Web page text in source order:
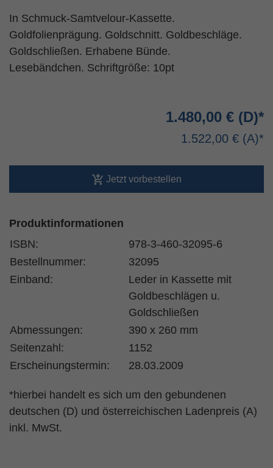
In Schmuck-Samtvelour-Kassette.
Goldfolienprägung. Goldschnitt. Goldbeschläge.
Goldschließen. Erhabene Bünde.
Lesebändchen. Schriftgröße: 10pt
1.480,00 €
1.522,00 €
Jetzt vorbestellen
Produktinformationen
ISBN:
978-3-460-32095-6
Bestellnummer:
32095
Einband:
Leder in Kassette mit
Goldbeschlägen u.
Goldschließen
Abmessungen:
390 x 260 mm
Seitenzahl:
1152
Erscheinungstermin:
28.03.2009
*hierbei handelt es sich um den gebundenen
deutschen (D) und österreichischen Ladenpreis (A)
inkl. MwSt.